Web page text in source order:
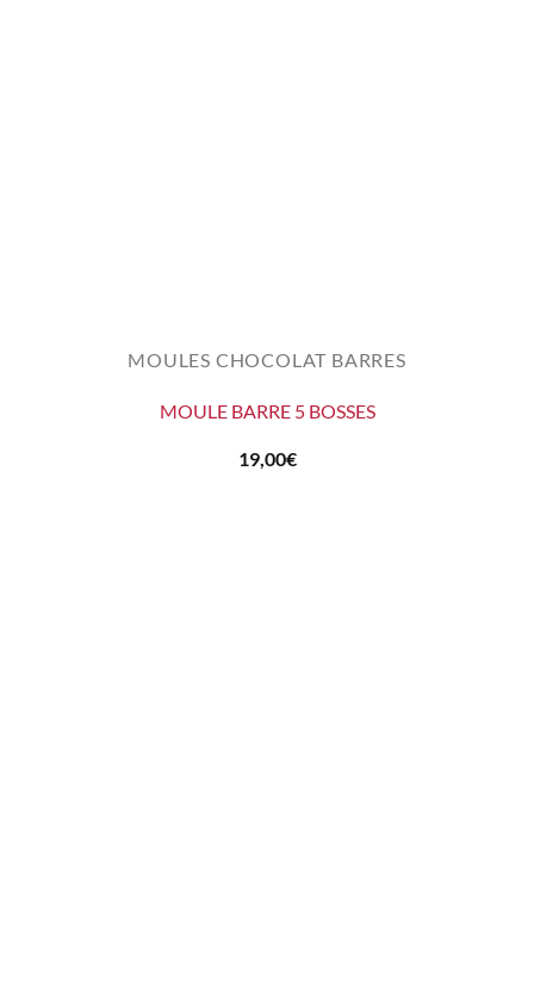
MOULES CHOCOLAT BARRES
MOULE BARRE 5 BOSSES
19,00€